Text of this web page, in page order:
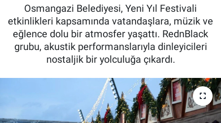
Osmangazi Belediyesi, Yeni Yıl Festivali
etkinlikleri kapsamında vatandaşlara, müzik ve
eğlence dolu bir atmosfer yaşattı. RednBlack
grubu, akustik performanslarıyla dinleyicileri
nostaljik bir yolculuğa çıkardı.
SAĞLIK
ASTROLOJİ
Son Dakika Haberleri
Haber Arşivi